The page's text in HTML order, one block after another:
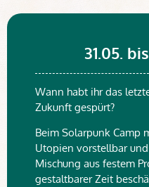
31.05.
Wann habt ihr das
Zukunft gespürt?
Beim Solarpunk Camp
Utopien vorstellbar
Mischung aus festem
gestaltbarer Zeit